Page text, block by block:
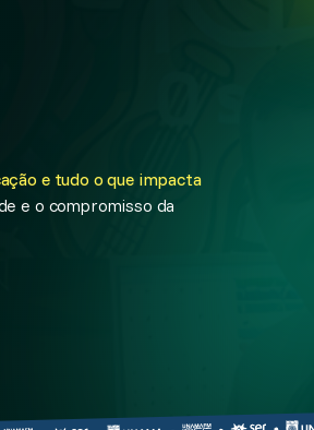
e tudo o que impacta
e o compromisso da